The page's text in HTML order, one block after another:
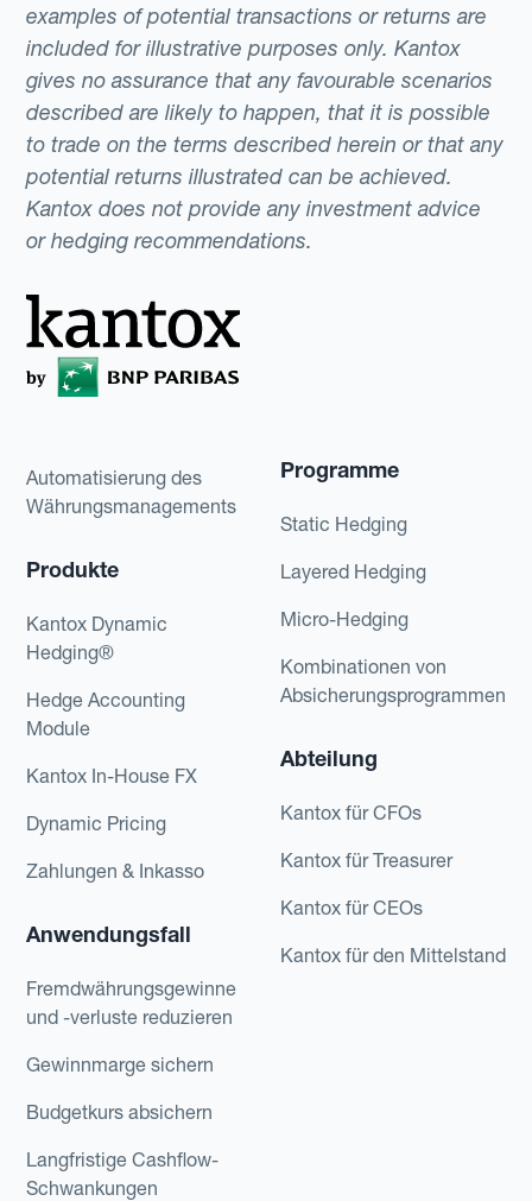
examples of potential transactions or returns are
included for illustrative purposes only. Kantox
gives no assurance that any favourable scenarios
described are likely to happen, that it is possible
to trade on the terms described herein or that any
potential returns illustrated can be achieved.
Kantox does not provide any investment advice
or hedging recommendations.
Automatisierung des
Währungsmanagements
Produkte
Kantox Dynamic
Hedging®
Hedge Accounting
Module
Kantox In-House FX
Dynamic Pricing
Zahlungen & Inkasso
Anwendungsfall
Fremdwährungsgewinne
und -verluste reduzieren
Gewinnmarge sichern
Budgetkurs absichern
Langfristige Cashflow-
Schwankungen
Programme
Static Hedging
Layered Hedging
Micro-Hedging
Kombinationen von
Absicherungsprogrammen
Abteilung
Kantox für CFOs
Kantox für Treasurer
Kantox für CEOs
Kantox für den Mittelstand